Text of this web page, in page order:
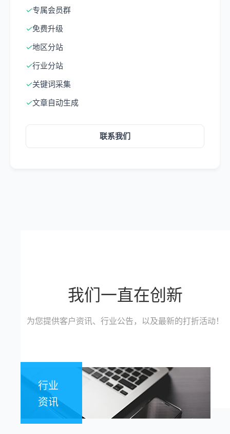
✓专属会员群
✓免费升级
✓地区分站
✓行业分站
✓关键词采集
✓文章自动生成
联系我们
我们一直在创新
为您提供客户资讯、行业公告，以及最新的打折活动！
行业
资讯